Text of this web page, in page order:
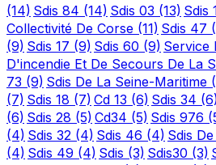
(14) Sdis 84 (14) Sdis 03 (13) Sdis
Collectivité De Corse (11) Sdis 47
(9) Sdis 17 (9) Sdis 60 (9) Service
D'incendie Et De Secours De La
73 (9) Sdis De La Seine-Maritime
(7) Sdis 18 (7) Cd 13 (6) Sdis 34
(6) Sdis 28 (5) Cd34 (5) Sdis 976
(4) Sdis 32 (4) Sdis 46 (4) Sdis
(4) Sdis 49 (4) Sdis (3) Sdis30 (3)